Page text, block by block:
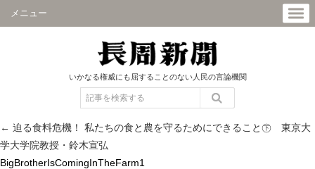
メニュー
いかなる権威にも屈することのない人民の言論機関
← 迫る食料危機！ 私たちの食と農を守るためにできること㊦ 東京大
学大学院教授・鈴木宣弘
BigBrotherIsComingInTheFarm1